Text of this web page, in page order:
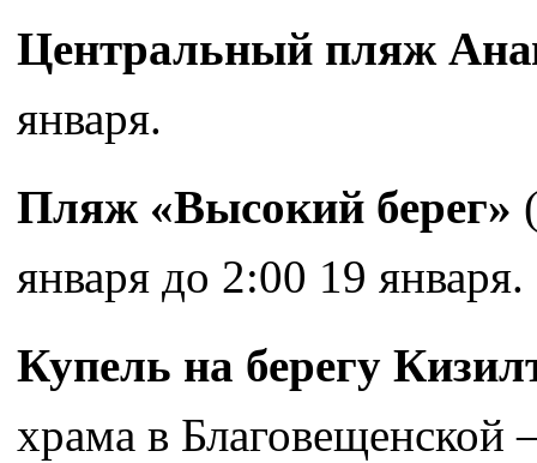
Центральный пляж
января.
Пляж «Высокий берег»
января до 2:00 19 января.
Купель на берегу
храма в Благовещенской